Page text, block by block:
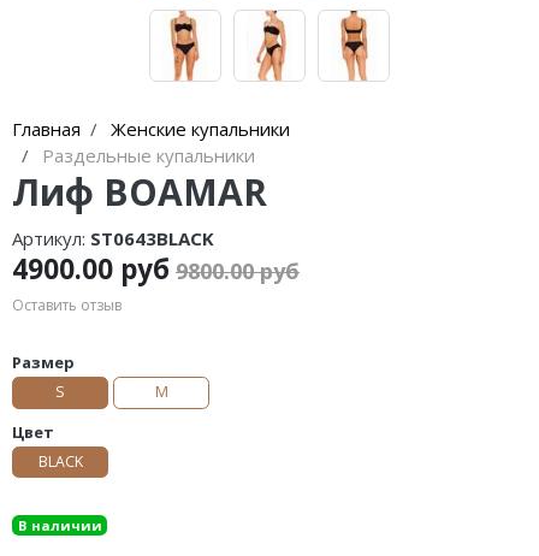
Главная
Женские купальники
Раздельные купальники
Лиф BOAMAR
Артикул: ST0643BLACK
4900.00 руб 9800.00 руб
Оставить отзыв
Размер
S M
Цвет
BLACK
В наличии